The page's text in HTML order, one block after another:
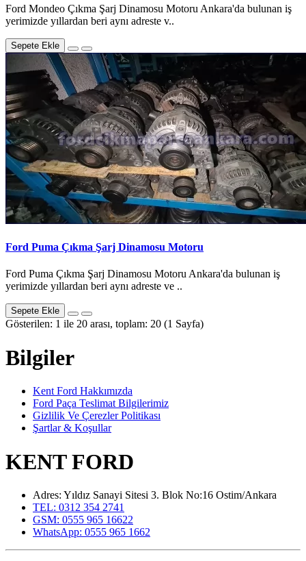
Ford Mondeo Çıkma Şarj Dinamosu Motoru Ankara'da bulunan iş
yerimizde yıllardan beri aynı adreste v..
Sepete Ekle
Ford Puma Çıkma Şarj Dinamosu Motoru
Ford Puma Çıkma Şarj Dinamosu Motoru Ankara'da bulunan iş
yerimizde yıllardan beri aynı adreste ve ..
Sepete Ekle
Gösterilen: 1 ile 20 arası, toplam: 20 (1 Sayfa)
Bilgiler
Kent Ford Hakkımızda
Ford Paça Teslimat Bilgilerimiz
Gizlilik Ve Çerezler Politikası
Şartlar & Koşullar
KENT FORD
Adres: Yıldız Sanayi Sitesi 3. Blok No:16 Ostim/Ankara
TEL: 0312 354 2741
GSM: 0555 965 16622
WhatsApp: 0555 965 1662